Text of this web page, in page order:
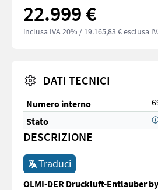
22.999 €
inclusa IVA 20% / 19.165,83 € esclusa
DATI TECNICI
Numero interno
Stato
DESCRIZIONE
Traduci
OLMI-DER Druckluft-Entlauber